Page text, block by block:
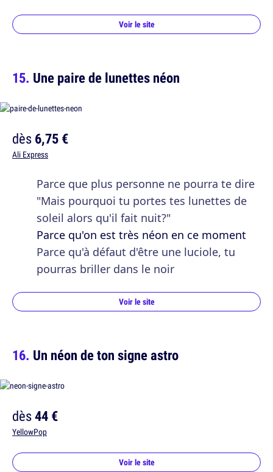
Voir le site
Une paire de lunettes néon
dès6,75 €
Ali Express
Parce que plus personne ne pourra te dire
"Mais pourquoi tu portes tes lunettes de
soleil alors qu'il fait nuit?"
Parce qu'on est très néon en ce moment
Parce qu'à défaut d'être une luciole, tu
pourras briller dans le noir
Voir le site
Un néon de ton signe astro
dès44 €
YellowPop
Voir le site